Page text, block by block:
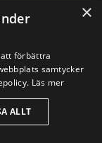
×
förbättra
samtycker
Läs mer
ALLT